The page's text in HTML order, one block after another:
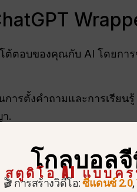
ต้ตอบของคุณกับ AI โดยกา
ารตั้งคำถามและการเรียน
.
ที่โดดเด่นที่คุณใช้เวลาสำร
คุณในหัวข้อที่เฉพาะเจาะจ
ด้พัฒนาขึ้นผ่านการมีปฏิสัม
โกลบอล
สตูดิโอ AI แบบคร
🎬 การสร้างวิดีโอ:ซีแดนซ์ 2.0,